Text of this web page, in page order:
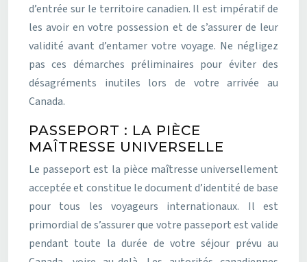
d’entrée sur le territoire canadien. Il est impératif de
les avoir en votre possession et de s’assurer de leur
validité avant d’entamer votre voyage. Ne négligez
pas ces démarches préliminaires pour éviter des
désagréments inutiles lors de votre arrivée au
Canada.
PASSEPORT : LA PIÈCE
MAÎTRESSE UNIVERSELLE
Le passeport est la pièce maîtresse universellement
acceptée et constitue le document d’identité de base
pour tous les voyageurs internationaux. Il est
primordial de s’assurer que votre passeport est valide
pendant toute la durée de votre séjour prévu au